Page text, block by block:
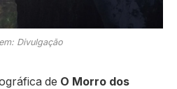
Divulgação
de O Morro dos